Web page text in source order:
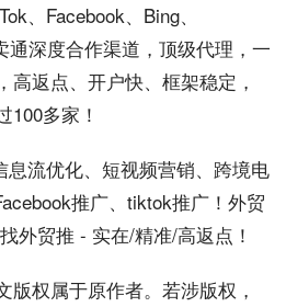
、 Facebook、Bing、
通深度合作渠道，顶级代理，一
高返点、 开户快、框架稳定，
100多家！
息流优化、短视频营销、跨境电
推广、tiktok推广！外贸
外贸推 - 实在/精准/高返点！
版权属于原作者。若涉版权，